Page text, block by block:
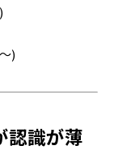
)
認識が薄